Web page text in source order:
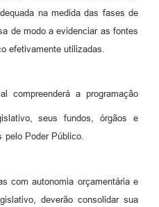
na medida das fases de
de modo a evidenciar as fontes
efetivamente utilizadas.
compreenderá a programação
seus fundos, órgãos e
pelo Poder Público.
com autonomia orçamentária e
deverão consolidar sua